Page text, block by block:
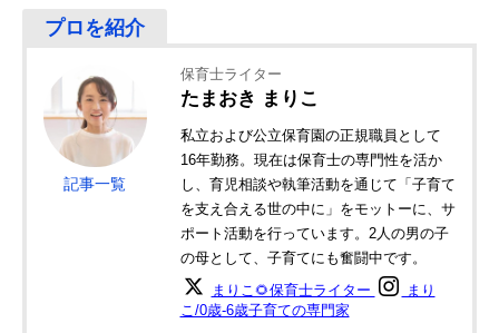
記事一覧
保育士ライター
たまおき まりこ
私立および公立保育園の正規職員として
16年勤務。現在は保育士の専門性を活か
し、育児相談や執筆活動を通じて「子育て
を支え合える世の中に」をモットーに、サ
ポート活動を行っています。2人の男の子
の母として、子育てにも奮闘中です。
まりこ🌻保育士ライター
まり
こ/0歳-6歳子育ての専門家